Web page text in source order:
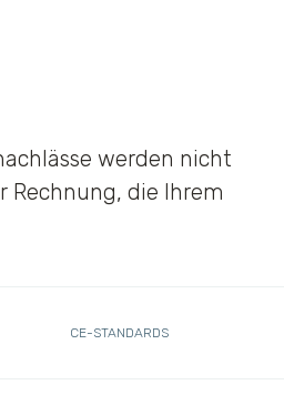
werden nicht
Rechnung, die Ihrem
CE-STANDARDS